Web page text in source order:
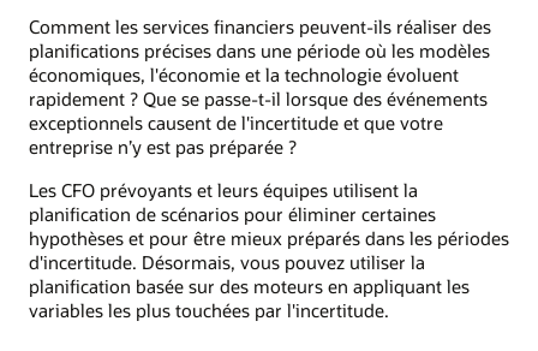
Comment les services financiers peuvent-ils réaliser des
planifications précises dans une période où les modèles
économiques, l'économie et la technologie évoluent
rapidement ? Que se passe-t-il lorsque des événements
exceptionnels causent de l'incertitude et que votre
entreprise n’y est pas préparée ?
Les CFO prévoyants et leurs équipes utilisent la
planification de scénarios pour éliminer certaines
hypothèses et pour être mieux préparés dans les périodes
d'incertitude. Désormais, vous pouvez utiliser la
planification basée sur des moteurs en appliquant les
variables les plus touchées par l'incertitude.